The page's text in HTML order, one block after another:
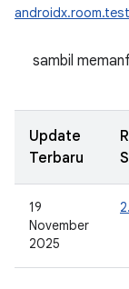
sambil
Update
Terbaru
19
November
2025